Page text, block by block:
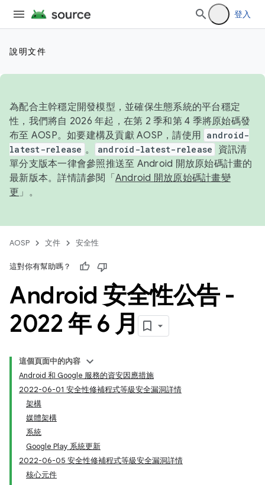
登入
說明文件
為配合主幹穩定開發模型，並確保生態系統的平台穩定
性，我們將自 2026 年起，在第 2 季和第 4 季將原始碼發
布至 AOSP。如要建構及貢獻 AOSP，請使用 android-
latest-release 。 android-latest-release
資訊清
單分支版本一律會參照推送至 Android 開放原始碼計畫的
最新版本。詳情請參閱「 Android 開放原始碼計畫變
更 」。
AOSP 文件 安全性
這對你有幫助嗎？
Android 安全性公告 -
2022 年 6 月
這個頁面中的內容
Android 和 Google 服務的資安因應措施
2022-06-01 安全性修補程式等級安全漏洞詳情
架構
媒體架構
系統
Google Play 系統更新
2022-06-05 安全性修補程式等級安全漏洞詳情
核心元件